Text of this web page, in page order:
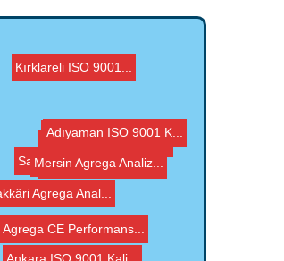
Agrega CE Performans...
Van ISO 9001 Kalite ...
Elazığ ISO 9001 Ka...
Sakarya ISO 9001 Kal...
Ankara ISO 9001 Kali...
Hakkâri Agrega Anal...
Hatay G Belgesi, Agr...
Kırklareli ISO 9001...
Adıyaman ISO 9001 K...
Mersin Agrega Analiz...